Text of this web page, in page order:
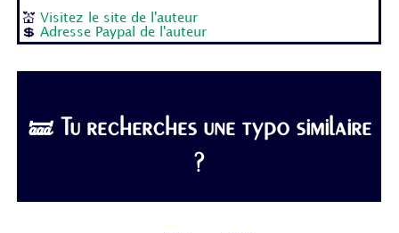
💒 Visitez le site de l'auteur
💲Adresse Paypal de l'auteur
🝛 Tu recherches une typo similaire
?